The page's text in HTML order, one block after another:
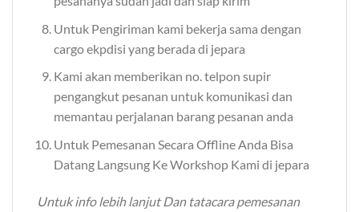
Untuk Pengiriman kami bekerja sama dengan
cargo ekpdisi yang berada di jepara
Kami akan memberikan no. telpon supir
pengangkut pesanan untuk komunikasi dan
memantau perjalanan barang pesanan anda
Untuk Pemesanan Secara Offline Anda Bisa
Datang Langsung Ke Workshop Kami di jepara
Untuk info lebih lanjut Dan tatacara pemesanan